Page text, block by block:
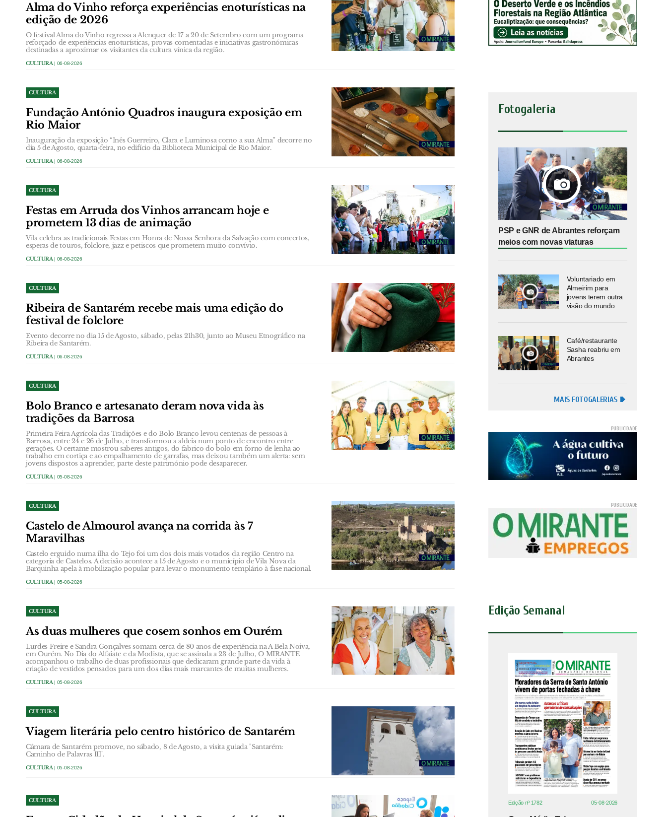
Alma do Vinho reforça experiências enoturísticas na
edição de 2026
O festival Alma do Vinho regressa a Alenquer de 17 a 20 de Setembro com um programa
reforçado de experiências enoturísticas, provas comentadas e iniciativas gastronómicas
destinadas a aproximar os visitantes da cultura vínica da região.
CULTURA | 06-08-2026
CULTURA
Fundação António Quadros inaugura exposição em
Rio Maior
Inauguração da exposição “Inês Guerreiro, Clara e Luminosa como a sua Alma” decorre no
dia 5 de Agosto, quarta-feira, no edifício da Biblioteca Municipal de Rio Maior.
CULTURA | 06-08-2026
CULTURA
Festas em Arruda dos Vinhos arrancam hoje e
prometem 13 dias de animação
Vila celebra as tradicionais Festas em Honra de Nossa Senhora da Salvação com concertos,
esperas de touros, folclore, jazz e petiscos que prometem muito convívio.
CULTURA | 06-08-2026
CULTURA
Ribeira de Santarém recebe mais uma edição do
festival de folclore
Evento decorre no dia 15 de Agosto, sábado, pelas 21h30, junto ao Museu Etnográfico na
Ribeira de Santarém.
CULTURA | 06-08-2026
CULTURA
Bolo Branco e artesanato deram nova vida às
tradições da Barrosa
Primeira Feira Agrícola das Tradições e do Bolo Branco levou centenas de pessoas à
Barrosa, entre 24 e 26 de Julho, e transformou a aldeia num ponto de encontro entre
gerações. O certame mostrou saberes antigos, do fabrico do bolo em forno de lenha ao
trabalho em cortiça e ao empalhamento de garrafas, mas deixou também um alerta: sem
jovens dispostos a aprender, parte deste património pode desaparecer.
CULTURA | 05-08-2026
CULTURA
Castelo de Almourol avança na corrida às 7
Maravilhas
Castelo erguido numa ilha do Tejo foi um dos dois mais votados da região Centro na
categoria de Castelos. A decisão acontece a 15 de Agosto e o município de Vila Nova da
Barquinha apela à mobilização popular para levar o monumento templário à fase nacional.
CULTURA | 05-08-2026
CULTURA
As duas mulheres que cosem sonhos em Ourém
Lurdes Freire e Sandra Gonçalves somam cerca de 80 anos de experiência na A Bela Noiva,
em Ourém. No Dia do Alfaiate e da Modista, que se assinala a 23 de Julho, O MIRANTE
acompanhou o trabalho de duas profissionais que dedicaram grande parte da vida à
criação de vestidos pensados para um dos dias mais marcantes de muitas mulheres.
CULTURA | 05-08-2026
CULTURA
Viagem literária pelo centro histórico de Santarém
Câmara de Santarém promove, no sábado, 8 de Agosto, a visita guiada "Santarém:
Caminho de Palavras III".
CULTURA | 05-08-2026
CULTURA
Fotogaleria
PSP e GNR de Abrantes reforçam
meios com novas viaturas
Voluntariado em
Almeirim para
jovens terem outra
visão do mundo
Café/restaurante
Sasha reabriu em
Abrantes
MAIS FOTOGALERIAS
Edição Semanal
Edição nº 1782 05-08-2026